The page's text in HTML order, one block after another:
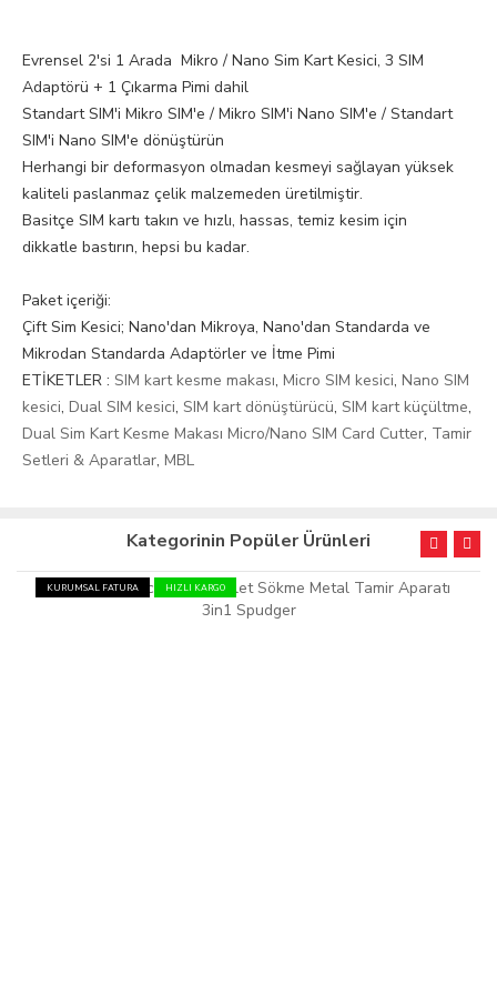
Evrensel 2'si 1 Arada Mikro / Nano Sim Kart Kesici, 3 SIM
Adaptörü + 1 Çıkarma Pimi dahil
Standart SIM'i Mikro SIM'e / Mikro SIM'i Nano SIM'e / Standart
SIM'i Nano SIM'e dönüştürün
Herhangi bir deformasyon olmadan kesmeyi sağlayan yüksek
kaliteli paslanmaz çelik malzemeden üretilmiştir.
Basitçe SIM kartı takın ve hızlı, hassas, temiz kesim için
dikkatle bastırın, hepsi bu kadar.
Paket içeriği:
Çift Sim Kesici; Nano'dan Mikroya, Nano'dan Standarda ve
Mikrodan Standarda Adaptörler ve İtme Pimi
ETİKETLER : SIM kart kesme makası, Micro SIM kesici, Nano SIM
kesici, Dual SIM kesici, SIM kart dönüştürücü, SIM kart küçültme,
Dual Sim Kart Kesme Makası Micro/Nano SIM Card Cutter, Tamir
Setleri & Aparatlar, MBL
Kategorinin Popüler Ürünleri
KURUMSAL FATURA HIZLI KARGO